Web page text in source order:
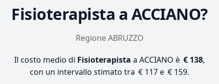
Fisioterapista a ACCIANO?
Regione ABRUZZO
Il costo medio di Fisioterapista a ACCIANO è € 138,
con un intervallo stimato tra € 117 e € 159.